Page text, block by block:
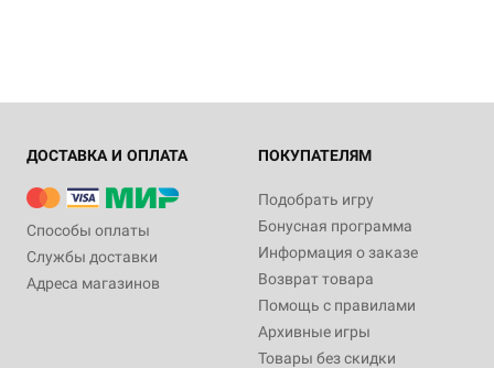
ДОСТАВКА И ОПЛАТА
Способы оплаты
Службы доставки
Адреса магазинов
ПОКУПАТЕЛЯМ
Подобрать игру
Бонусная программа
Информация о заказе
Возврат товара
Помощь с правилами
Архивные игры
Товары без скидки